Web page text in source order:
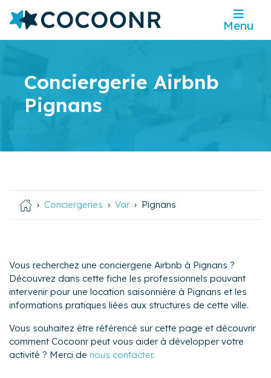
Menu
Conciergerie Airbnb
Pignans
Conciergeries Var Pignans
Vous recherchez une conciergerie Airbnb à Pignans ?
Découvrez dans cette fiche les professionnels pouvant
intervenir pour une location saisonnière à Pignans et les
informations pratiques liées aux structures de cette ville.
Vous souhaitez être référencé sur cette page et découvrir
comment Cocoonr peut vous aider à développer votre
activité ? Merci de nous contacter.